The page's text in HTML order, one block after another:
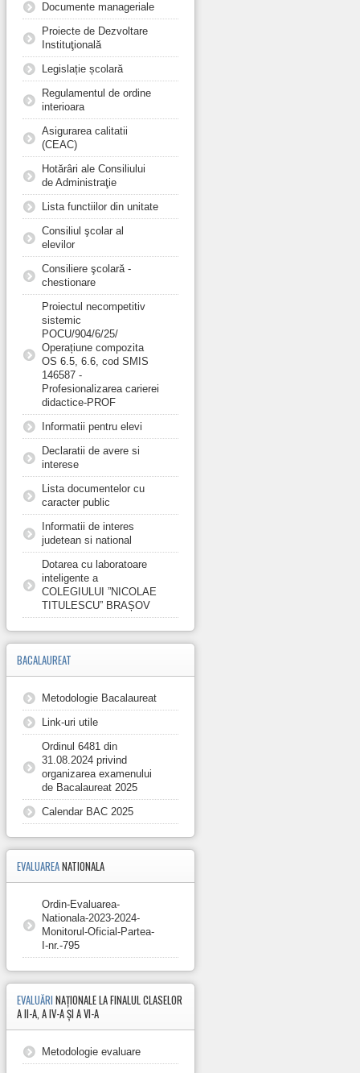
Documente manageriale
Proiecte de Dezvoltare
Instituţională
Legislație școlară
Regulamentul de ordine
interioara
Asigurarea calitatii
(CEAC)
Hotărâri ale Consiliului
de Administraţie
Lista functiilor din unitate
Consiliul şcolar al
elevilor
Consiliere şcolară -
chestionare
Proiectul necompetitiv
sistemic
POCU/904/6/25/
Operațiune compozita
OS 6.5, 6.6, cod SMIS
146587 -
Profesionalizarea carierei
didactice-PROF
Informatii pentru elevi
Declaratii de avere si
interese
Lista documentelor cu
caracter public
Informatii de interes
judetean si national
Dotarea cu laboratoare
inteligente a
COLEGIULUI ”NICOLAE
TITULESCU” BRAȘOV
BACALAUREAT
Metodologie Bacalaureat
Link-uri utile
Ordinul 6481 din
31.08.2024 privind
organizarea examenului
de Bacalaureat 2025
Calendar BAC 2025
EVALUAREANATIONALA
Ordin-Evaluarea-
Nationala-2023-2024-
Monitorul-Oficial-Partea-
I-nr.-795
EVALUĂRI NAȚIONALE LA FINALUL CLASELOR
A II-A, A IV-A ȘI A VI-A
Metodologie evaluare